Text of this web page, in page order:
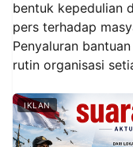
bentuk kepedulian
pers terhadap
Penyaluran
rutin organisasi
IKLAN